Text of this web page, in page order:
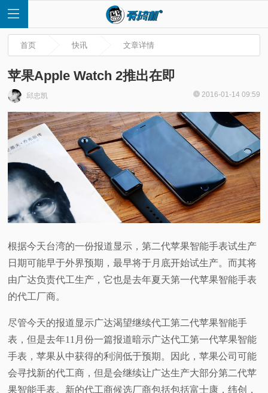
页
快
测
视
频
科
普
首页 快讯 文章详情
苹果Apple Watch 2推出在即
邱忠凯 2016-01-14 09:59
根据今天台湾的一份报道显示，第二代苹果智能手表试生产
日期可能早于外界预期，最早将于月底开始试生产。而其将
由广达负责代工生产，它也是去年夏天第一代苹果智能手表
的代工厂商。
尽管今天的报道显示广达渴望继续代工第二代苹果智能手
表，但是去年11月份一篇报道暗示广达代工第一代苹果智能
手表，苹果从中获得的利润低于预期。因此，苹果公司可能
会寻找新的代工商，但是会继续让广达生产大部分第二代苹
果智能手表。新的代工商候选厂商包括包括富士康，纬创，